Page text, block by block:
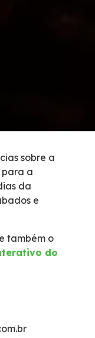
sobre a
para a
da
e
também o
do